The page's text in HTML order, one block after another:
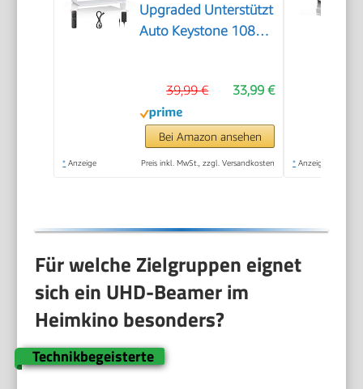
Upgraded Unterstützt
Auto Keystone 1080P
33,99 €
39,99 €
Bei Amazon ansehen
* Anzeige Preis inkl. MwSt., zzgl. Versandkosten * Anzeige
Für welche Zielgruppen eignet
sich ein UHD-Beamer im
Heimkino besonders?
Technikbegeisterte